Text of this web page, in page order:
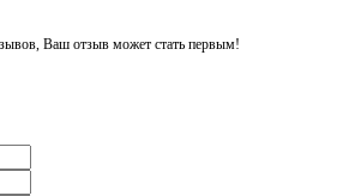
Ваш отзыв может стать первым!